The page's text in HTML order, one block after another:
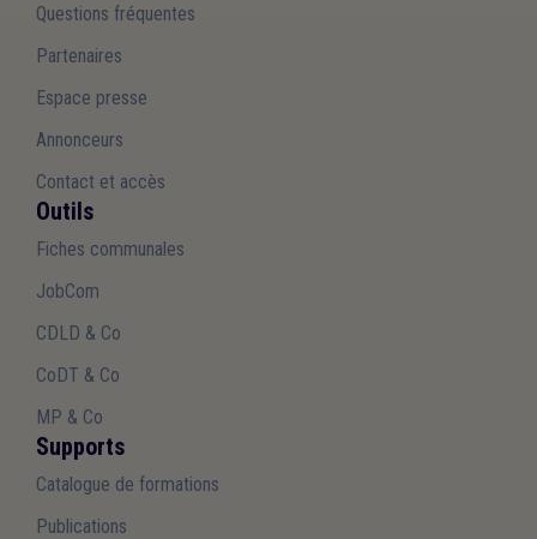
Questions fréquentes
Partenaires
Espace presse
Annonceurs
Contact et accès
Outils
Fiches communales
JobCom
CDLD & Co
CoDT & Co
MP & Co
Supports
Catalogue de formations
Publications